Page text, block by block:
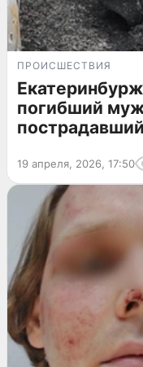
ПРОИСШЕСТВИЯ
погибший
пострадавший
19 апреля, 2026, 17:50